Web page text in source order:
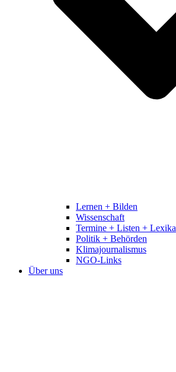
Lernen + Bilden
Wissenschaft
Termine + Listen + Lexika
Politik + Behörden
Klimajournalismus
NGO-Links
Über uns